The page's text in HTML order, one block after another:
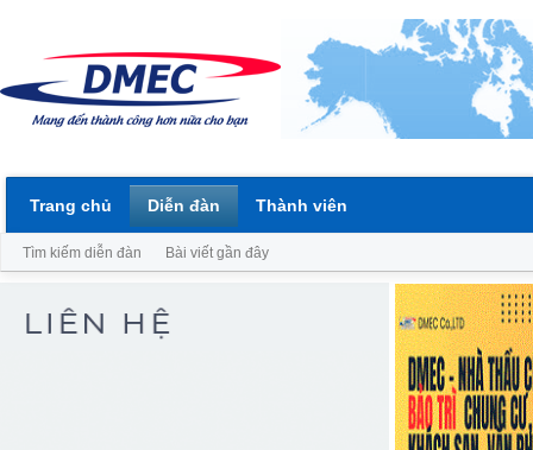
Trang chủ Diễn đàn
Tìm kiếm diễn đàn Bài viết gần đây
Thành viên